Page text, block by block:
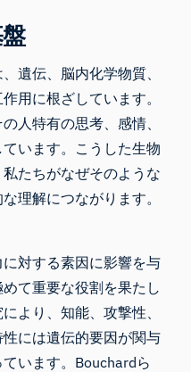
遺伝、脳内化学物質、
用に根ざしています。
人特有の思考、感情、
います。こうした生物
たちがなぜそのような
理解につながります。
対する素因に影響を与
て重要な役割を果たし
より、知能、攻撃性、
には遺伝的要因が関与
います。Bouchardら